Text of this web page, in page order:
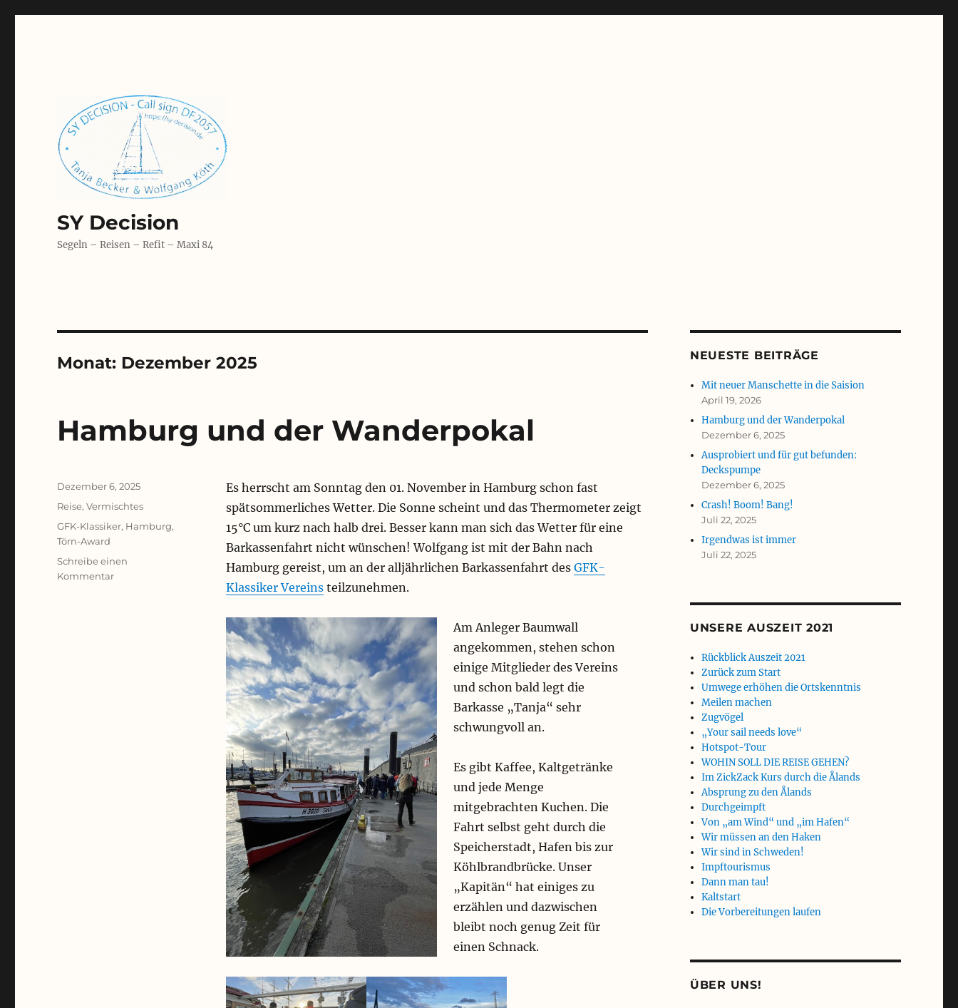
SY Decision
Segeln – Reisen – Refit – Maxi 84
Monat: Dezember 2025
Hamburg und der Wanderpokal
Es herrscht am Sonntag den 01. November in Hamburg schon fast
spätsommerliches Wetter. Die Sonne scheint und das Thermometer zeigt
15°C um kurz nach halb drei. Besser kann man sich das Wetter für eine
Barkassenfahrt nicht wünschen! Wolfgang ist mit der Bahn nach
Hamburg gereist, um an der alljährlichen Barkassenfahrt des GFK-
Klassiker Vereinsteilzunehmen.
Am Anleger Baumwall
angekommen, stehen schon
einige Mitglieder des Vereins
und schon bald legt die
Barkasse „Tanja“ sehr
schwungvoll an.
Es gibt Kaffee, Kaltgetränke
und jede Menge
mitgebrachten Kuchen. Die
Fahrt selbst geht durch die
Speicherstadt, Hafen bis zur
Köhlbrandbrücke. Unser
„Kapitän“ hat einiges zu
erzählen und dazwischen
bleibt noch genug Zeit für
einen Schnack.
Veröffentlicht
am
Dezember 6, 2025
Kategorien
Reise,Vermischtes
Schlagwörter
GFK-Klassiker, Hamburg,
Törn-Award
Schreibe einen
Kommentarzu
NEUESTE BEITRÄGE
Mit neuer Manschette in die Saision
April 19, 2026
Hamburg und der Wanderpokal
Dezember 6, 2025
Ausprobiert und für gut befunden:
Deckspumpe
Dezember 6, 2025
Crash! Boom! Bang!
Juli 22, 2025
Irgendwas ist immer
Juli 22, 2025
UNSERE AUSZEIT 2021
Rückblick Auszeit 2021
Zurück zum Start
Umwege erhöhen die Ortskenntnis
Meilen machen
Zugvögel
„Your sail needs love“
Hotspot-Tour
WOHIN SOLL DIE REISE GEHEN?
Im ZickZack Kurs durch die Ålands
Absprung zu den Ålands
Durchgeimpft
Von „am Wind“ und „im Hafen“
Wir müssen an den Haken
Wir sind in Schweden!
Impftourismus
Dann man tau!
Kaltstart
Die Vorbereitungen laufen
ÜBER UNS!